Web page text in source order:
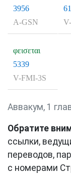
3956
A-GSN
φεισεται
5339
V-FMI-3S
Аввакум, 1
Обратите
ссылки,
переводов,
с номерами